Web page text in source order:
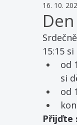
16. 10.
15:15
od
si
od
Přijďte